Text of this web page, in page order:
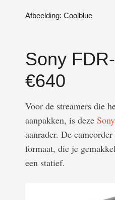
Afbeelding: Coolblue
Sony
€640
Voor de streamers die
aanpakken, is deze
aanrader. De
formaat, die je
een statief.